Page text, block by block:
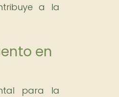
a la
en
para la